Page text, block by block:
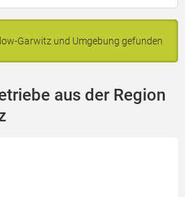
Garwitz und Umgebung gefunden
aus der Region